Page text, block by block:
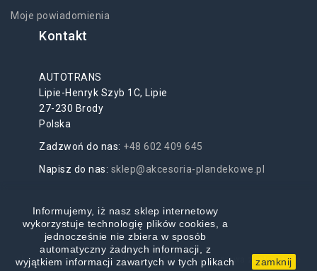
Moje powiadomienia
Kontakt
AUTOTRANS
Lipie-Henryk Szyb 1C, Lipie
27-230 Brody
Polska
Zadzwoń do nas: +48 602 409 645
Napisz do nas: sklep@akcesoria-plandekowe.pl
akcesoria-plandekowe.pl© 2019-2026 wszelkie prawa zastrzeżone
Informujemy, iż nasz sklep internetowy
wykorzystuje technologię plików cookies, a
jednocześnie nie zbiera w sposób
automatyczny żadnych informacji, z
wyjątkiem informacji zawartych w tych plikach
zamknij